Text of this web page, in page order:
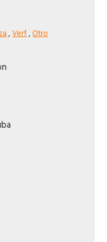
,Verf,Otro